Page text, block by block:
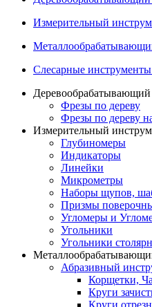
Измерительный
Слесарные инструменты
Фрезы по дереву
Фрезы по дереву
Измерительный
Глубиномеры
Индикаторы
Линейки
Микрометры
Наборы щупов,
Призмы
Угломеры и
Угольники
Угольники
Абразивный
Корщетки,
Круги
Круги